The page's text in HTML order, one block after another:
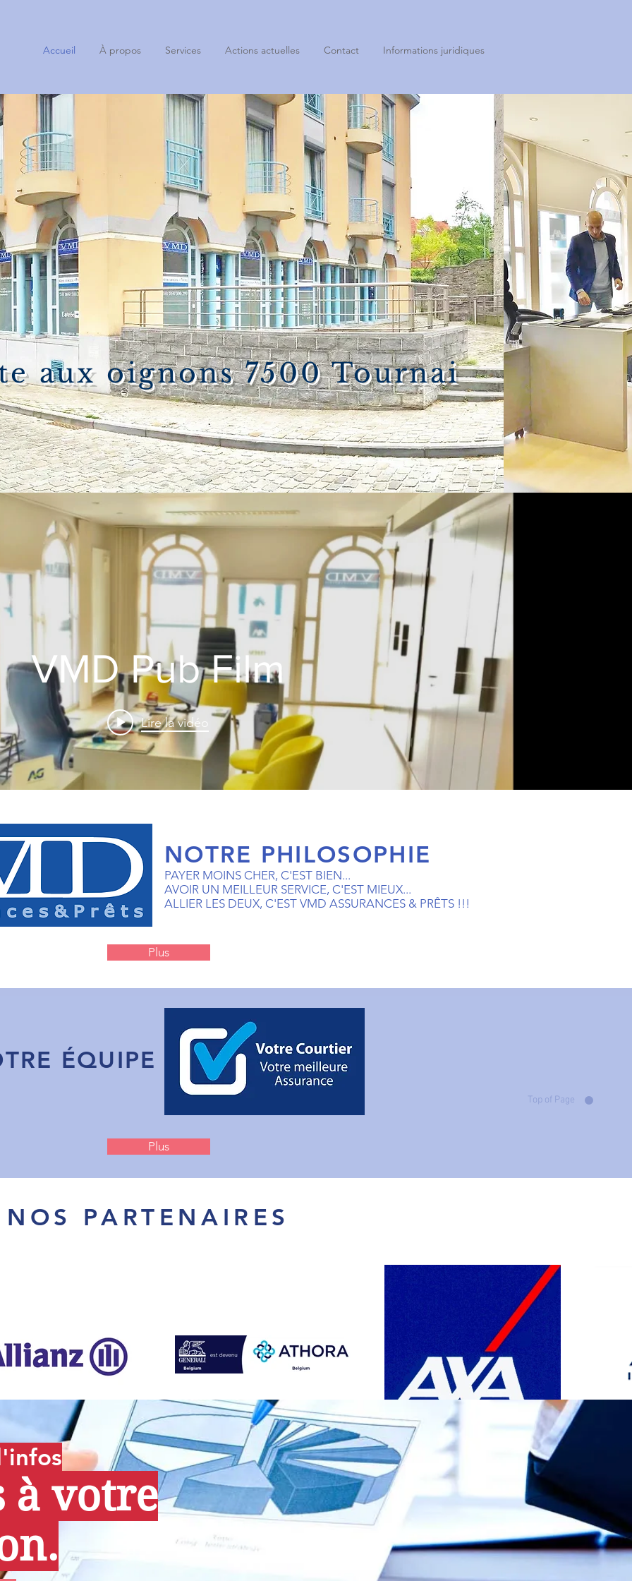
Accueil À propos Services Actions actuelles Contact Informations juridiques
Top of Page
aux oignons 7500 Tournai
VMD Pub Film
Lire la vidéo
NOTRE PHILOSOPHIE
PAYER MOINS CHER, C'EST BIEN...
AVOIR UN MEILLEUR SERVICE, C'EST MIEUX...
ALLIER LES DEUX, C'EST VMD ASSURANCES & PRÊTS !!!
Plus
ÉQUIPE
Plus
NOS PARTENAIRES
à votre